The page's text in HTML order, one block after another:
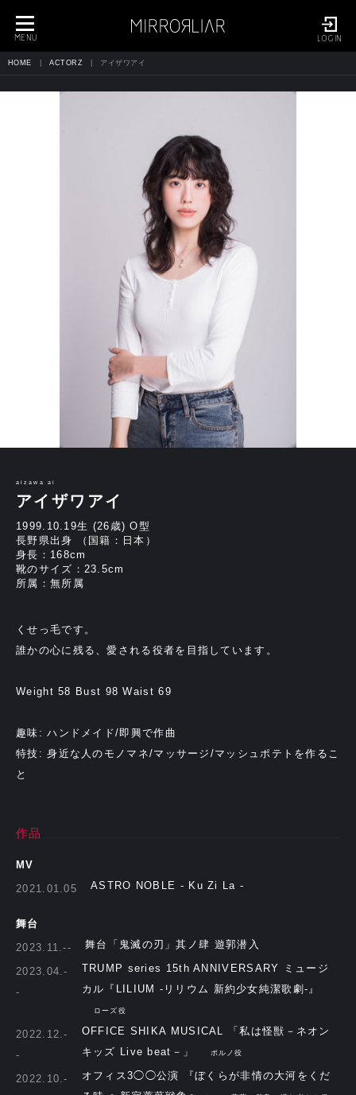
LOGIN
toggle
navigation
MENU
HOME ACTORZ アイザワアイ
aizawa ai
アイザワアイ
1999.10.19生 (26歳) O型
長野県出身 （国籍：日本）
身長：168cm
靴のサイズ：23.5cm
所属：無所属
くせっ毛です。
誰かの心に残る、愛される役者を目指しています。
Weight 58 Bust 98 Waist 69
趣味: ハンドメイド/即興で作曲
特技: 身近な人のモノマネ/マッサージ/マッシュポテトを作るこ
と
作品
MV
2021.01.05
ASTRO NOBLE - Ku Zi La -
舞台
2023.11.--
舞台「鬼滅の刃」其ノ肆 遊郭潜入
2023.04.-
-
TRUMP series 15th ANNIVERSARY ミュージ
カル『LILIUM -リリウム 新約少女純潔歌劇-』
ローズ役
2022.12.-
-
OFFICE SHIKA MUSICAL 「私は怪獣－ネオン
キッズ Live beat－」
ポルノ役
2022.10.-
オフィス3◯◯公演 『ぼくらが非情の大河をくだ